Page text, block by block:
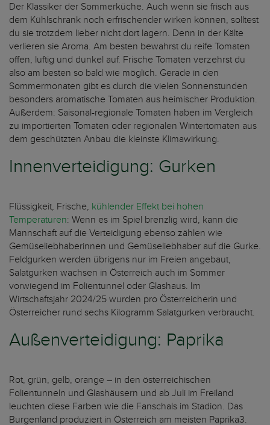
Der Klassiker der Sommerküche. Auch wenn sie frisch aus
dem Kühlschrank noch erfrischender wirken können, solltest
du sie trotzdem lieber nicht dort lagern. Denn in der Kälte
verlieren sie Aroma. Am besten bewahrst du reife Tomaten
offen, luftig und dunkel auf. Frische Tomaten verzehrst du
also am besten so bald wie möglich. Gerade in den
Sommermonaten gibt es durch die vielen Sonnenstunden
besonders aromatische Tomaten aus heimischer Produktion.
Außerdem: Saisonal-regionale Tomaten haben im Vergleich
zu importierten Tomaten oder regionalen Wintertomaten aus
dem geschützten Anbau die kleinste Klimawirkung.
Innenverteidigung: Gurken
Flüssigkeit, Frische, kühlender Effekt bei hohen
Temperaturen: Wenn es im Spiel brenzlig wird, kann die
Mannschaft auf die Verteidigung ebenso zählen wie
Gemüseliebhaberinnen und Gemüseliebhaber auf die Gurke.
Feldgurken werden übrigens nur im Freien angebaut,
Salatgurken wachsen in Österreich auch im Sommer
vorwiegend im Folientunnel oder Glashaus. Im
Wirtschaftsjahr 2024/25 wurden pro Österreicherin und
Österreicher rund sechs Kilogramm Salatgurken verbraucht.
Außenverteidigung: Paprika
Rot, grün, gelb, orange – in den österreichischen
Folientunneln und Glashäusern und ab Juli im Freiland
leuchten diese Farben wie die Fanschals im Stadion. Das
Burgenland produziert in Österreich am meisten Paprika3.